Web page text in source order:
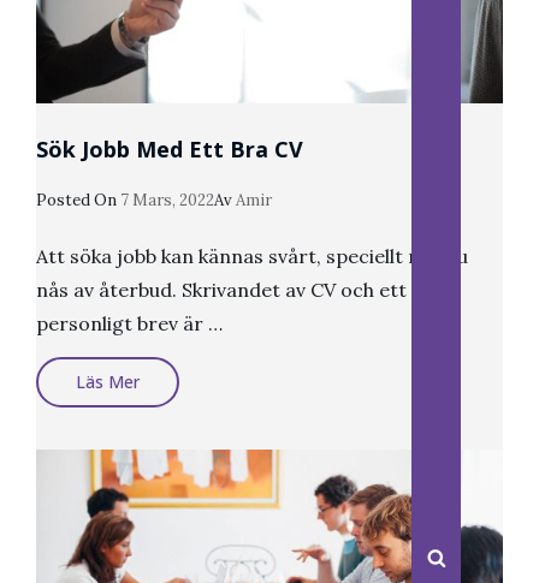
Sök Jobb Med Ett Bra CV
Posted On Publicerat
7 Mars, 2022AvAmir
Att söka jobb kan kännas svårt, speciellt när du
nås av återbud. Skrivandet av CV och ett
personligt brev är …
Läs MerSök
Jobb
Med
Bra
CV